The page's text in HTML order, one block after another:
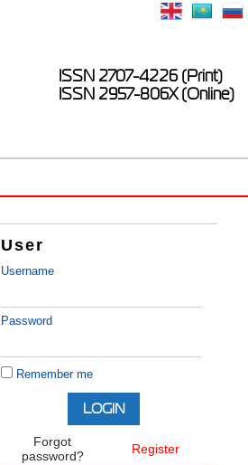
ISSN 2707-4226 (Print)
ISSN 2957-806X (Online)
User
Username
Password
Remember me
Forgot
password?
Register